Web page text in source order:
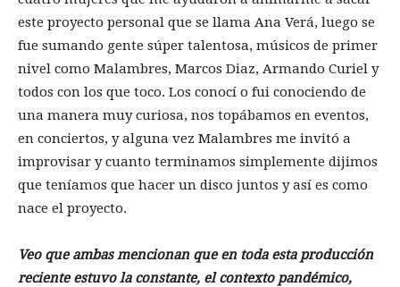
este proyecto personal que se llama Ana Verá, luego se
fue sumando gente súper talentosa, músicos de primer
nivel como Malambres, Marcos Diaz, Armando Curiel y
todos con los que toco. Los conocí o fui conociendo de
una manera muy curiosa, nos topábamos en eventos,
en conciertos, y alguna vez Malambres me invitó a
improvisar y cuanto terminamos simplemente dijimos
que teníamos que hacer un disco juntos y así es como
nace el proyecto.
Veo que ambas mencionan que en toda esta producción
reciente estuvo la constante, el contexto pandémico,